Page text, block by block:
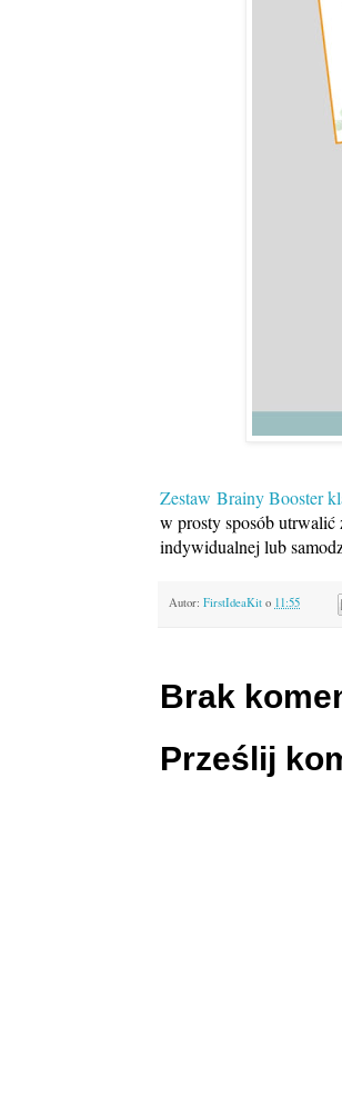
Zestaw Brainy Booster
w prosty sposób utrwalić
indywidualnej lub
Autor: FirstIdeaKit o 11:55
Brak
Prześlij